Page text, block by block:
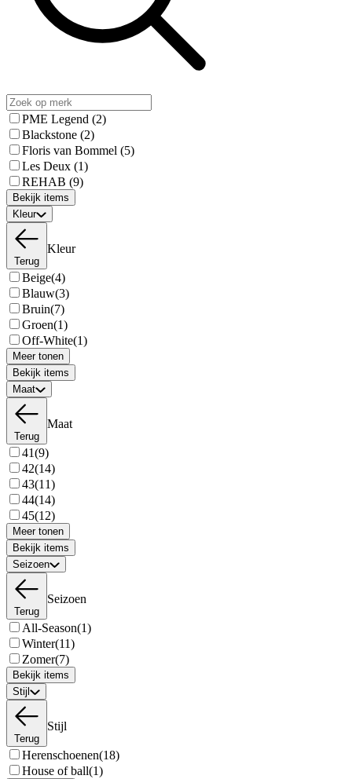
PME Legend (2)
Blackstone (2)
Floris van Bommel (5)
Les Deux (1)
REHAB (9)
Bekijk items
Kleur
Terug
Kleur
Beige(4)
Blauw(3)
Bruin(7)
Groen(1)
Off-White(1)
Meer tonen
Bekijk items
Maat
Terug
Maat
41(9)
42(14)
43(11)
44(14)
45(12)
Meer tonen
Bekijk items
Seizoen
Terug
Seizoen
All-Season(1)
Winter(11)
Zomer(7)
Bekijk items
Stijl
Terug
Stijl
Herenschoenen(18)
House of ball(1)